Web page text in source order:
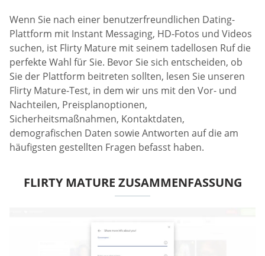
Wenn Sie nach einer benutzerfreundlichen Dating-
Plattform mit Instant Messaging, HD-Fotos und Videos
suchen, ist Flirty Mature mit seinem tadellosen Ruf die
perfekte Wahl für Sie. Bevor Sie sich entscheiden, ob
Sie der Plattform beitreten sollten, lesen Sie unseren
Flirty Mature-Test, in dem wir uns mit den Vor- und
Nachteilen, Preisplanoptionen,
Sicherheitsmaßnahmen, Kontaktdaten,
demografischen Daten sowie Antworten auf die am
häufigsten gestellten Fragen befasst haben.
FLIRTY MATURE ZUSAMMENFASSUNG